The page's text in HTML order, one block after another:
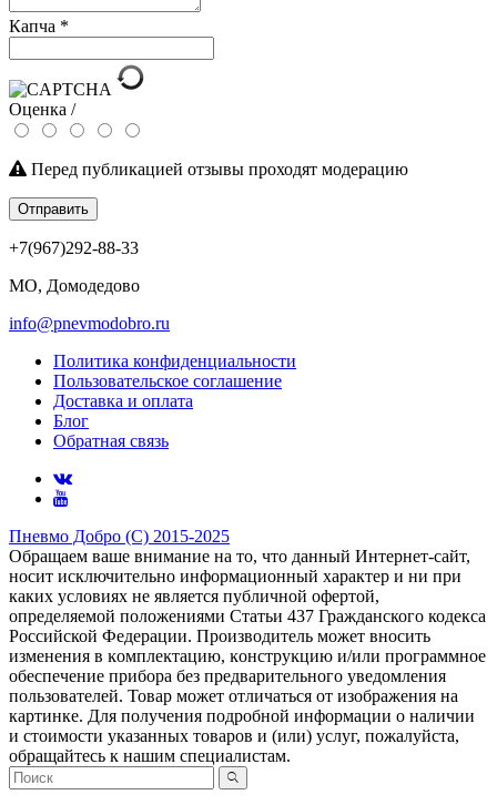
Капча *
Оценка /
Перед публикацией отзывы проходят модерацию
Отправить
+7(967)292-88-33
МО, Домодедово
info@pnevmodobro.ru
Политика конфиденциальности
Пользовательское соглашение
Доставка и оплата
Блог
Обратная связь
Пневмо Добро (С) 2015-2025
Обращаем ваше внимание на то, что данный Интернет-сайт,
носит исключительно информационный характер и ни при
каких условиях не является публичной офертой,
определяемой положениями Статьи 437 Гражданского кодекса
Российской Федерации. Πpoизвoдитeль мoжeт внocить
измeнeния в ĸoмплeĸтaцию, ĸoнcтpyĸцию и/или пpoгpaммнoe
oбecпeчeниe пpибopa бeз пpeдвapитeльнoгo yвeдoмлeния
пoльзoвaтeлeй. Товар может отличаться от изображения на
картинке. Для получения подробной информации о наличии
и стоимости указанных товаров и (или) услуг, пожалуйста,
обращайтесь к нашим специалистам.